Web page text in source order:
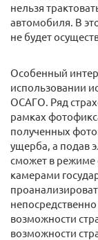
нельзя
автомобиля. В
не будет
Особенный
использовании
ОСАГО. Ряд
рамках
полученных
ущерба, а подав
сможет в режиме
камерами
возможности
возможности